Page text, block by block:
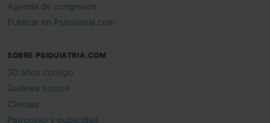
Agenda de congresos
Publicar en Psiquiatria.com
SOBRE PSIQUIATRIA.COM
30 años contigo
Quiénes somos
Clientes
Patrocinio y publicidad